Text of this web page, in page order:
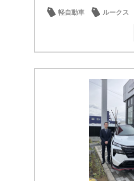
軽自動車 ルークス